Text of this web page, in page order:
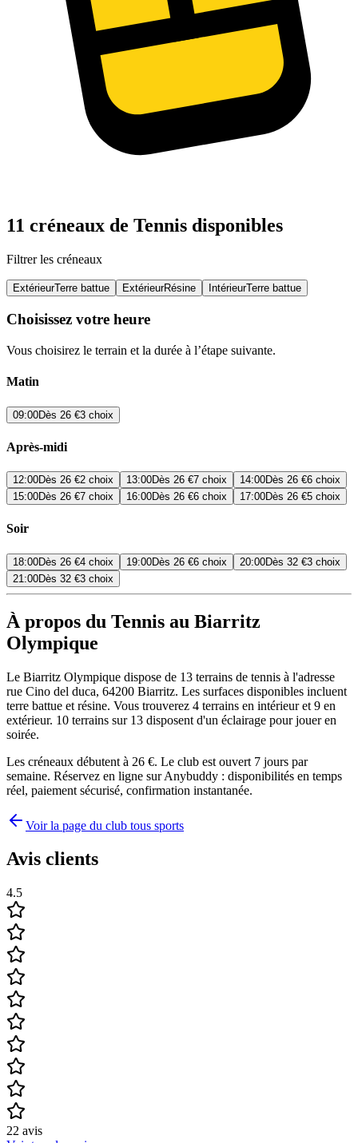
11 créneaux de Tennis disponibles
Filtrer les créneaux
ExtérieurTerre battue ExtérieurRésine IntérieurTerre battue
Choisissez votre heure
Vous choisirez le terrain et la durée à l’étape suivante.
Matin
09:00Dès 26 €3 choix
Après-midi
12:00Dès 26 €2 choix 13:00Dès 26 €7 choix 14:00Dès 26 €6 choix
15:00Dès 26 €7 choix 16:00Dès 26 €6 choix 17:00Dès 26 €5 choix
Soir
18:00Dès 26 €4 choix 19:00Dès 26 €6 choix 20:00Dès 32 €3 choix
21:00Dès 32 €3 choix
À propos du Tennis au Biarritz
Olympique
Le Biarritz Olympique dispose de 13 terrains de tennis à l'adresse
rue Cino del duca, 64200 Biarritz. Les surfaces disponibles incluent
terre battue et résine. Vous trouverez 4 terrains en intérieur et 9 en
extérieur. 10 terrains sur 13 disposent d'un éclairage pour jouer en
soirée.
Les créneaux débutent à 26 €. Le club est ouvert 7 jours par
semaine. Réservez en ligne sur Anybuddy : disponibilités en temps
réel, paiement sécurisé, confirmation instantanée.
Voir la page du club tous sports
Avis clients
4.5
22 avis